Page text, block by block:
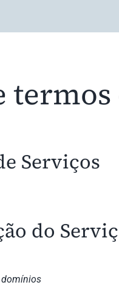
Serviços
do
domínios